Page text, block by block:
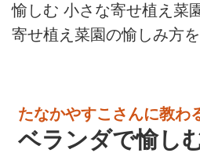
愉しむ 小さな寄せ植え菜
寄せ植え菜園の愉しみ方を
たなかやすこさんに教わ
ベランダで愉し